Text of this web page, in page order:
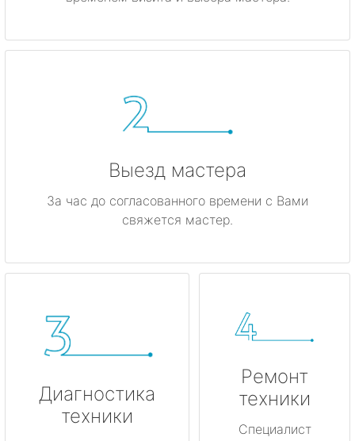
Гатчина
Кириши
Коммунар
Кудрово
Лодейное Поле
Луга
Любань
Выезд мастера
За час до согласованного времени с Вами
свяжется мастер.
Диагностика
техники
Ремонт
техники
Специалист